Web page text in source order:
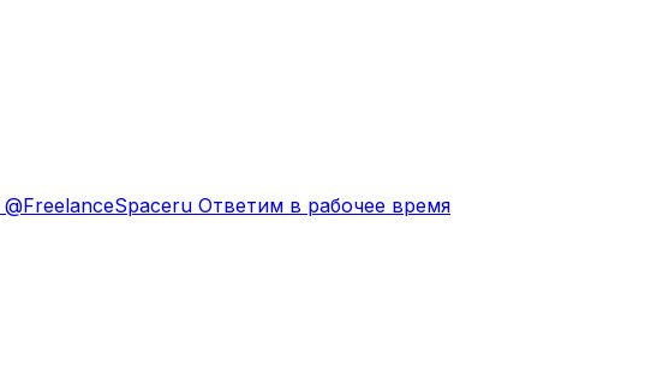
@FreelanceSpaceru Ответим в рабочее время